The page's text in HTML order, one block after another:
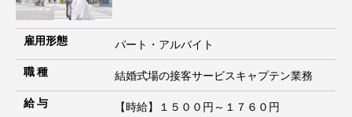
雇用形態
パート・アルバイト
職 種
結婚式場の接客サービスキャプテン業務
給 与
【時給】１５００円～１７６０円